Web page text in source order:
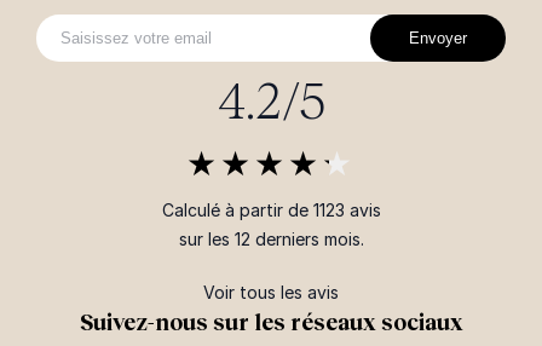
Suivez-nous sur les réseaux sociaux
Envoyer
4.2/5
Calculé à partir de 1123 avis
sur les 12 derniers mois.
Voir tous les avis